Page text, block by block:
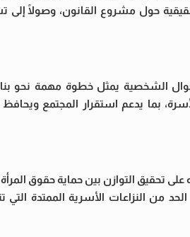
حول مشروع القانون، وصولًا إلى
الشخصية يمثل خطوة مهمة نحو
بما يدعم استقرار المجتمع
تحقيق التوازن بين حماية حقوق
الحد من النزاعات الأسرية الممتدة